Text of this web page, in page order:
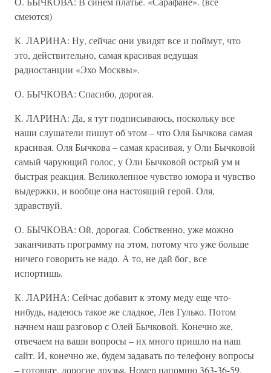
смеются)
К. ЛАРИНА: Ну, сейчас они увидят все и поймут, что
это, действительно, самая красивая ведущая
радиостанции «Эхо Москвы».
О. БЫЧКОВА: Спасибо, дорогая.
К. ЛАРИНА: Да, я тут подписываюсь, поскольку все
наши слушатели пишут об этом – что Оля Бычкова самая
красивая. Оля Бычкова – самая красивая, у Оли Бычковой
самый чарующий голос, у Оли Бычковой острый ум и
быстрая реакция. Великолепное чувство юмора и чувство
выдержки, и вообще она настоящий герой. Оля,
здравствуй.
О. БЫЧКОВА: Ой, дорогая. Собственно, уже можно
заканчивать программу на этом, потому что уже больше
ничего говорить не надо. А то, не дай бог, все
испортишь.
К. ЛАРИНА: Сейчас добавит к этому меду еще что-
нибудь, надеюсь такое же сладкое, Лев Гулько. Потом
начнем наш разговор с Олей Бычковой. Конечно же,
отвечаем на ваши вопросы – их много пришло на наш
сайт. И, конечно же, будем задавать по телефону вопросы
– готовьте, дорогие друзья. Номер напомню 363-36-59,